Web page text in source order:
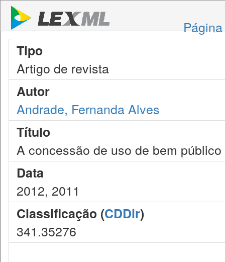
Tipo
Artigo de revista
Autor
Andrade, Fernanda Alves
Título
A concessão de uso de bem
Data
2012, 2011
Classificação (CDDir)
341.35276